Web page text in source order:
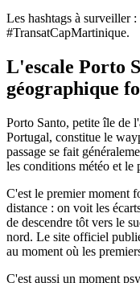
Les hashtags à surveiller
#TransatCapMartinique.
L'escale Porto
géographique
Porto Santo, petite île de
Portugal, constitue le
passage se fait
les conditions météo et le
C'est le premier moment
distance : on voit les
de descendre tôt vers le
nord. Le site officiel
au moment où les
C'est aussi un moment